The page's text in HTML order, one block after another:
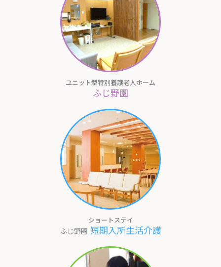
ユニット型特別養護老人ホーム
ふじ野園
ショートステイ
ふじ野園 短期入所生活介護